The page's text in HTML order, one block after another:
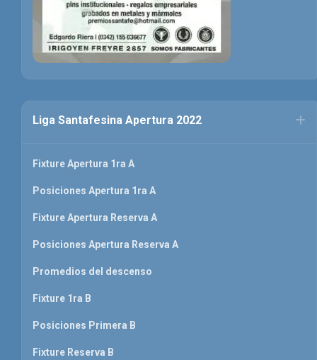
Liga Santafesina Apertura 2022
Fixture Apertura 1ra A
Posiciones Apertura 1ra A
Fixture Apertura Reserva A
Posiciones Apertura Reserva A
Promedios del descenso
Fixture 1ra B
Posiciones Primera B
Fixture Reserva B